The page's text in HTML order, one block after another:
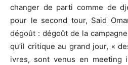
changer de parti comme de
pour le second tour, Said
dégoût : dégoût de la
qu’il critique au grand jour, «
ivres, sont venus en meeting